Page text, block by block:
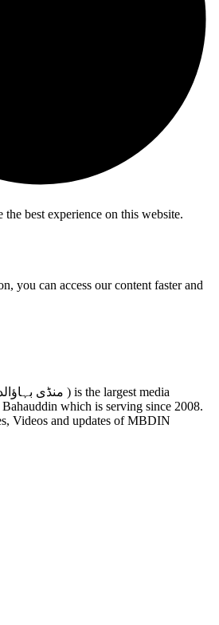
the best experience on this website.
you can access our content faster and
which is serving since 2008.
Videos and updates of MBDIN